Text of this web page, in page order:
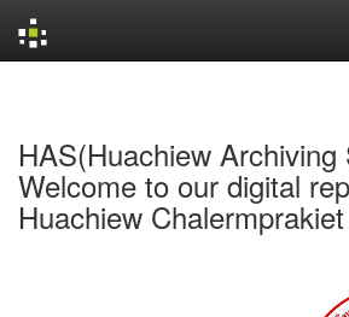
HAS(Huachiew Archiving
Welcome to our digital
Huachiew